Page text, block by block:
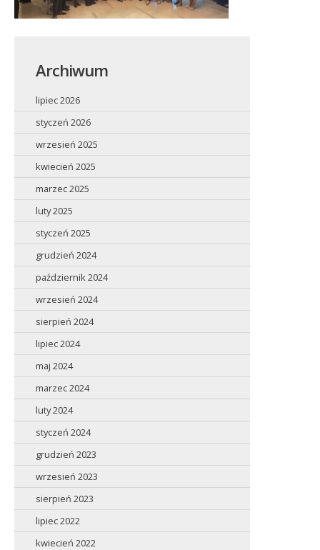
Archiwum
lipiec 2026
styczeń 2026
wrzesień 2025
kwiecień 2025
marzec 2025
luty 2025
styczeń 2025
grudzień 2024
październik 2024
wrzesień 2024
sierpień 2024
lipiec 2024
maj 2024
marzec 2024
luty 2024
styczeń 2024
grudzień 2023
wrzesień 2023
sierpień 2023
lipiec 2022
kwiecień 2022